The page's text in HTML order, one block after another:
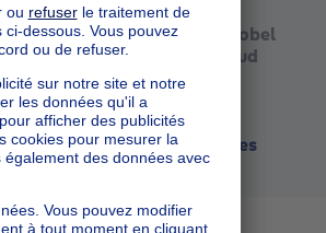
Vaneau Lecobel
Bruxelles Sud
1050 Ixelles